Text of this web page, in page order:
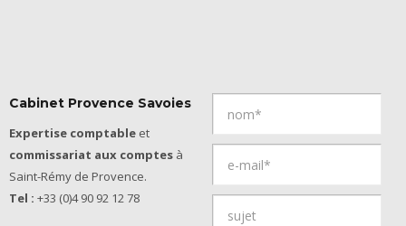
Cabinet Provence Savoies
Expertise comptable et
commissariat aux comptes à
Saint-Rémy de Provence.
Tel : +33 (0)4 90 92 12 78